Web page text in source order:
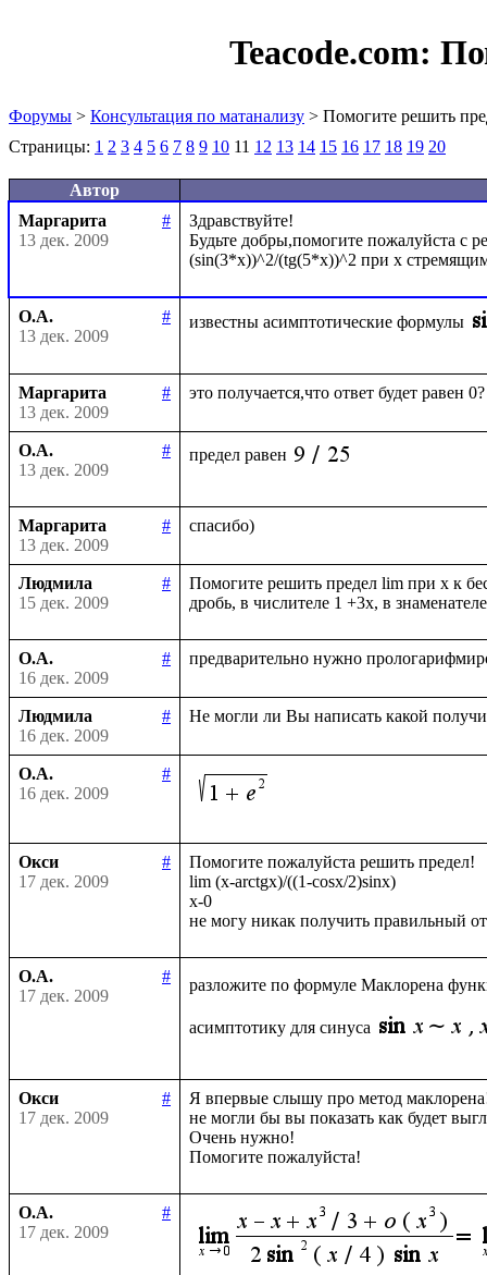
Teacode.com:
Форумы > Консультация по матанализу > Помогите решить
Страницы: 1 2 3 4 5 6 7 8 9 10 11 12 13 14 15 16 17 18 19 20
Автор
Маргарита
#
13 дек. 2009
Здравствуйте!
Будьте добры,помогите пожалуйста с
О.А.
#
13 дек. 2009
известны асимптотические формулы
Маргарита
#
13 дек. 2009
О.А.
#
13 дек. 2009
предел равен
Маргарита
#
13 дек. 2009
Людмила
#
15 дек. 2009
Помогите решить предел lim при х к
О.А.
#
16 дек. 2009
Людмила
#
16 дек. 2009
О.А.
#
16 дек. 2009
Окси
#
17 дек. 2009
Помогите пожалуйста решить предел!
lim (x-arctgx)/((1-cosx/2)sinx)
x-0
О.А.
#
17 дек. 2009
разложите по формуле Маклорена
асимптотику для синуса
Окси
#
17 дек. 2009
Я впервые слышу про метод
не могли бы вы показать как будет
Очень нужно!
О.А.
#
17 дек. 2009